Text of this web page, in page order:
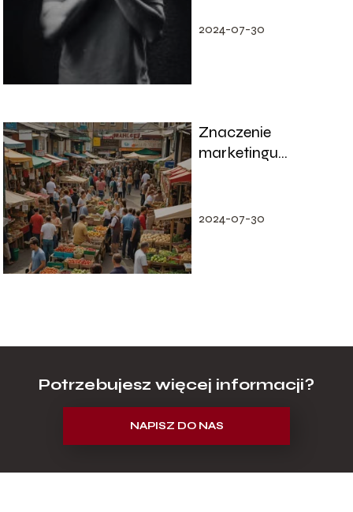
2024-07-30
Znaczenie
marketingu
przedsiębiorstw
2024-07-30
Potrzebujesz więcej informacji?
NAPISZ DO NAS